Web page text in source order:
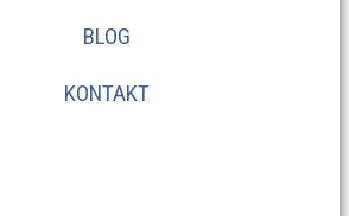
BLOG
KONTAKT